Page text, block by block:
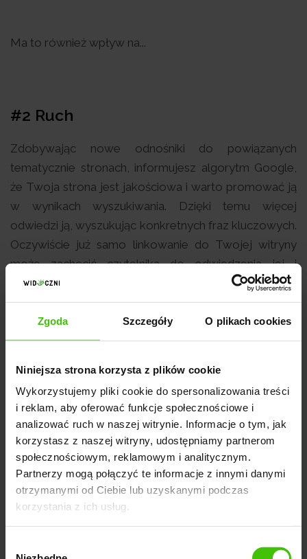
Zgoda Szczegóły O plikach cookies
Niniejsza strona korzysta z plików cookie
Wykorzystujemy pliki cookie do spersonalizowania treści
i reklam, aby oferować funkcje społecznościowe i
analizować ruch w naszej witrynie. Informacje o tym, jak
korzystasz z naszej witryny, udostępniamy partnerom
społecznościowym, reklamowym i analitycznym.
Partnerzy mogą połączyć te informacje z innymi danymi
otrzymanymi od Ciebie lub uzyskanymi podczas
korzystania z ich usług.
Ma to również wpływ na...
#2 Ruch
Zdobywając nowe odnośniki do powiązanych
tematycznie stronach, informujesz algorytm Google,
że Twoja strona jest jakościowa i warto promować ją
w wynikach wyszukiwania. Dzięki temu więcej
odwiedzi ją, wyszukując konkretnych fraz kluczowych.
Oczywiście już samo linkowanie do Twojej witryny
może zachęcić czytelnika do odwiedzenia jej i
wpłynąć na zwiększenie ruchu.
Link building pozwala nam także na budowanie
rozpoznawalności w swojej niszy. Nawiązując nowe
kontakty poprzez współpracę czy polecenia, możesz
budować wartościowe relacje, które zaowocują w
przyszłości. Budując swoją reputację w niszy, z
czasem staniesz się liderem w branży, co również
docenią potencjalni klienci.